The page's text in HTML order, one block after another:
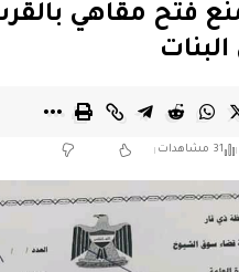
فتح مقاهي
31 مشاهدات